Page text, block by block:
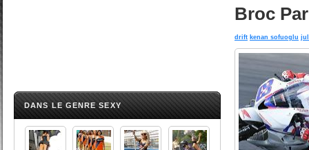
DANS LE GENRE SEXY
Broc
drift kenan sofuoglu